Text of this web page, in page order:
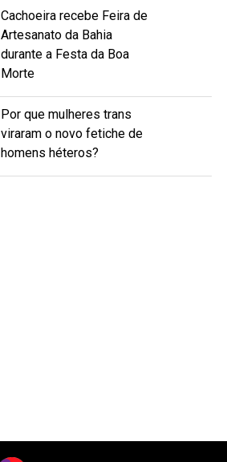
Cachoeira recebe Feira de
Artesanato da Bahia
durante a Festa da Boa
Morte
Por que mulheres trans
viraram o novo fetiche de
homens héteros?